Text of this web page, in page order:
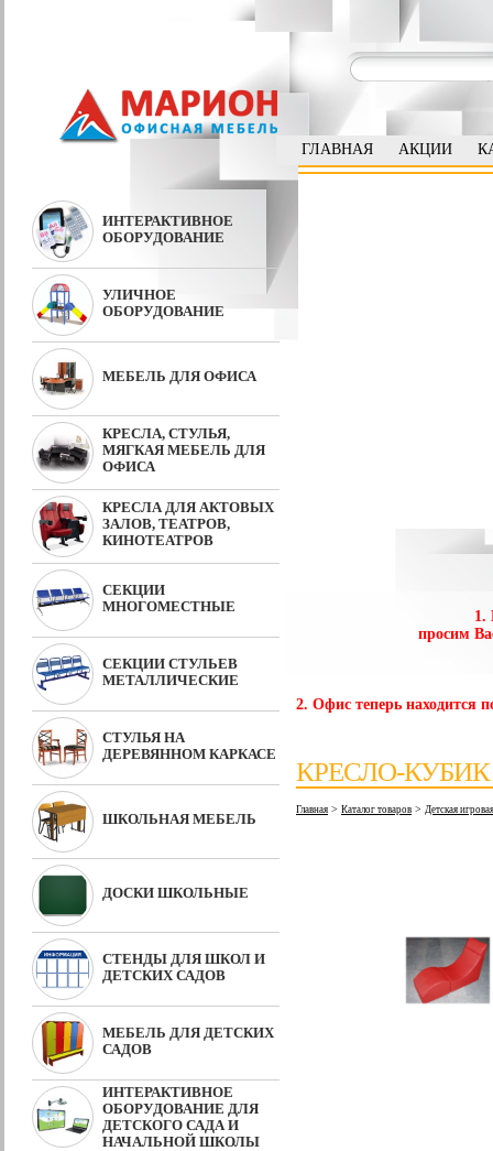
ГЛАВНАЯ АКЦИИ
ИНТЕРАКТИВНОЕ
ОБОРУДОВАНИЕ
УЛИЧНОЕ
ОБОРУДОВАНИЕ
МЕБЕЛЬ ДЛЯ ОФИСА
КРЕСЛА, СТУЛЬЯ,
МЯГКАЯ МЕБЕЛЬ ДЛЯ
ОФИСА
КРЕСЛА ДЛЯ АКТОВЫХ
ЗАЛОВ, ТЕАТРОВ,
КИНОТЕАТРОВ
СЕКЦИИ
МНОГОМЕСТНЫЕ
СЕКЦИИ СТУЛЬЕВ
МЕТАЛЛИЧЕСКИЕ
СТУЛЬЯ НА
ДЕРЕВЯННОМ КАРКАСЕ
ШКОЛЬНАЯ МЕБЕЛЬ
ДОСКИ ШКОЛЬНЫЕ
СТЕНДЫ ДЛЯ ШКОЛ И
ДЕТСКИХ САДОВ
МЕБЕЛЬ ДЛЯ ДЕТСКИХ
САДОВ
ИНТЕРАКТИВНОЕ
ОБОРУДОВАНИЕ ДЛЯ
ДЕТСКОГО САДА И
НАЧАЛЬНОЙ ШКОЛЫ
1.
просим
2. Офис теперь находится
КРЕСЛО-КУБИК
Главная > Каталог товаров > Детская